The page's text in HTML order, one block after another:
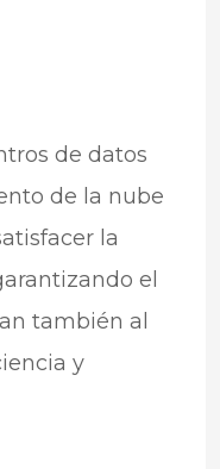
de datos
de la nube
la
el
también al
y